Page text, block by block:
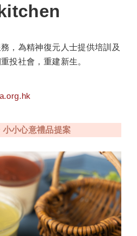
，為精神復元人士提供培訓及
投社會，重建新生。
小小心意禮品提案